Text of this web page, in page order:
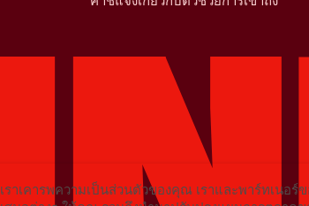
เราเคารพความเป็นส่วนตัวของคุณ เราและพาร์ทเนอ